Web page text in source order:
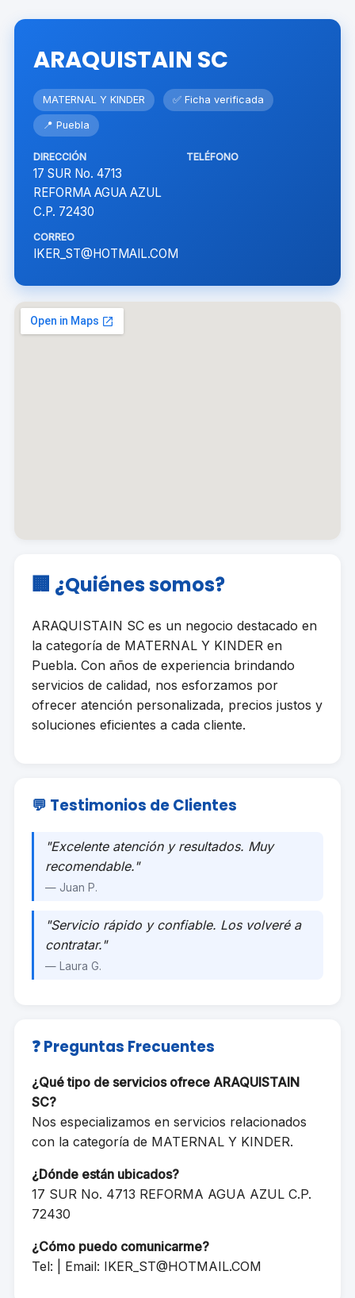
ARAQUISTAIN SC
MATERNAL Y KINDER ✅ Ficha verificada
📍 Puebla
DIRECCIÓN
17 SUR No. 4713
REFORMA AGUA AZUL
C.P. 72430
TELÉFONO
CORREO
IKER_ST@HOTMAIL.COM
🏢 ¿Quiénes somos?
ARAQUISTAIN SC es un negocio destacado en
la categoría de MATERNAL Y KINDER en
Puebla. Con años de experiencia brindando
servicios de calidad, nos esforzamos por
ofrecer atención personalizada, precios justos y
soluciones eficientes a cada cliente.
💬 Testimonios de Clientes
"Excelente atención y resultados. Muy
recomendable."
— Juan P.
"Servicio rápido y confiable. Los volveré a
contratar."
— Laura G.
❓ Preguntas Frecuentes
¿Qué tipo de servicios ofrece ARAQUISTAIN
SC?
Nos especializamos en servicios relacionados
con la categoría de MATERNAL Y KINDER.
¿Dónde están ubicados?
17 SUR No. 4713 REFORMA AGUA AZUL C.P.
72430
¿Cómo puedo comunicarme?
Tel: | Email: IKER_ST@HOTMAIL.COM